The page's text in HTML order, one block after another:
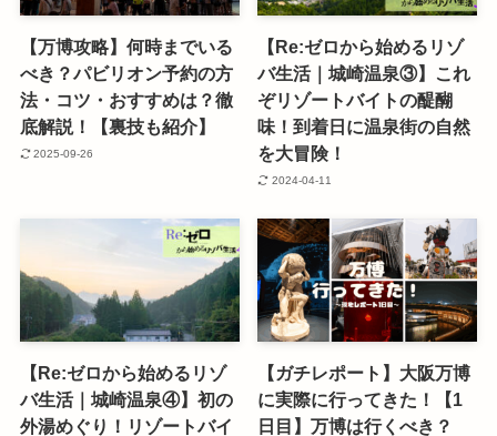
【万博攻略】何時までいる
べき？パビリオン予約の方
法・コツ・おすすめは？徹
底解説！【裏技も紹介】
2025-09-26
【Re:ゼロから始めるリゾ
バ生活｜城崎温泉③】これ
ぞリゾートバイトの醍醐
味！到着日に温泉街の自然
を大冒険！
2024-04-11
【Re:ゼロから始めるリゾ
バ生活｜城崎温泉④】初の
外湯めぐり！リゾートバイ
【ガチレポート】大阪万博
に実際に行ってきた！【1
日目】万博は行くべき？